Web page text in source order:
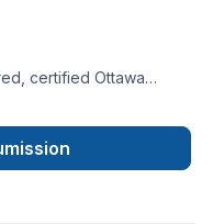
certified Ottawa
Home Renovations
and requests, always